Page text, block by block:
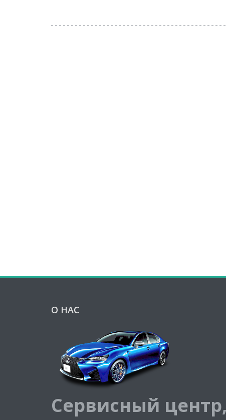
О НАС
Сервисный центр,